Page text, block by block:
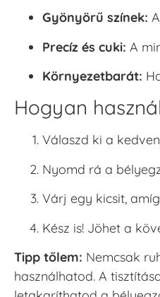
Gyönyörű színek:
Precíz és cuki: A
Környezetbarát:
Hogyan
Válaszd ki a
Nyomd rá a
Várj egy kicsit,
Kész is! Jöhet a
Tipp tőlem: Nemcsak
használhatod. A